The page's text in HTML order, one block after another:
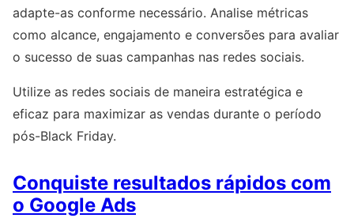
adapte-as conforme necessário. Analise métricas
como alcance, engajamento e conversões para avaliar
o sucesso de suas campanhas nas redes sociais.
Utilize as redes sociais de maneira estratégica e
eficaz para maximizar as vendas durante o período
pós-Black Friday.
Conquiste resultados rápidos com
o Google Ads